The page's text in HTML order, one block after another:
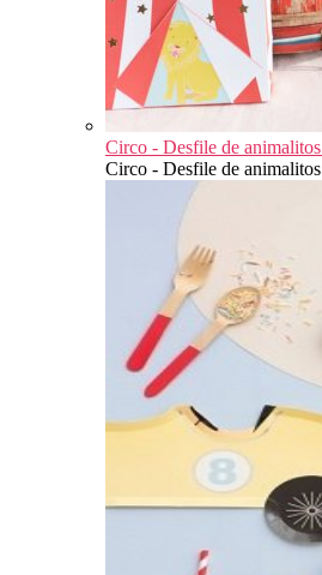
Circo - Desfile de animalitos
Circo - Desfile de animalitos